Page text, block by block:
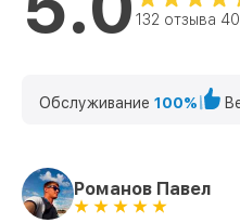
132 отзыва
Обслуживание 100%
Романов Павел